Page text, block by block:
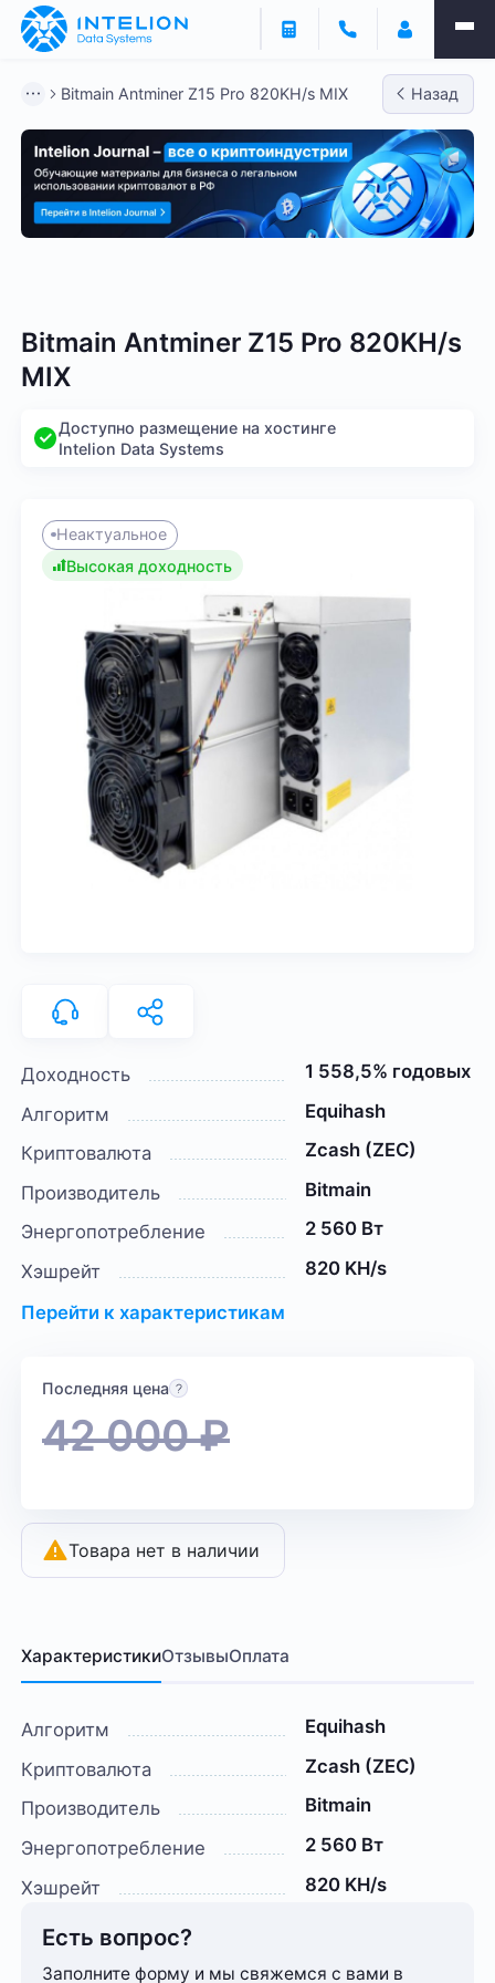
Bitmain Antminer Z15 Pro 820KH/s MIX Назад
Bitmain Antminer Z15 Pro 820KH/s
MIX
Доступно размещение на хостинге
Intelion Data Systems
Неактуальное
Высокая доходность
Доходность
1 558,5% годовых
Алгоритм
Equihash
Криптовалюта
Zcash (ZEC)
Производитель
Bitmain
Энергопотребление
2 560 Вт
Хэшрейт
820 KH/s
Перейти к характеристикам
Последняя цена
42 000₽
Товара нет в наличии
ХарактеристикиОтзывыОплата
Алгоритм
Equihash
Криптовалюта
Zcash (ZEC)
Производитель
Bitmain
Энергопотребление
2 560 Вт
Хэшрейт
820 KH/s
Есть вопрос?
Заполните форму и мы свяжемся с вами в